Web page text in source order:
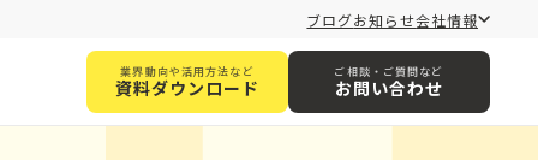
ブログお知らせ会社情報
業界動向や活用方法など
資料ダウンロード
ご相談・ご質問など
お問い合わせ